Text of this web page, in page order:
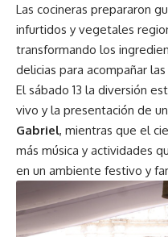
Las cocineras prepararon
infurtidos y vegetales
transformando los
delicias para acompañar
El sábado 13 la diversión
vivo y la presentación de
Gabriel, mientras que el
más música y actividades
en un ambiente festivo y